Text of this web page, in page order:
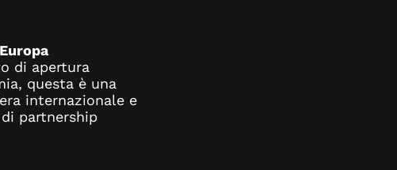
di apertura
questa è una
internazionale e
partnership